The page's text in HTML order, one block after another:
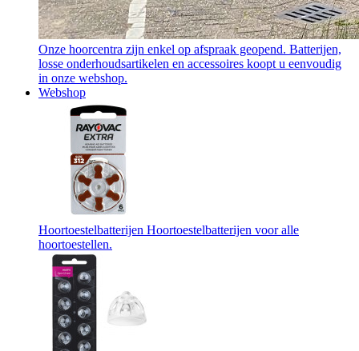
Onze hoorcentra zijn enkel op afspraak geopend. Batterijen,
losse onderhoudsartikelen en accessoires koopt u eenvoudig
in onze webshop.
Webshop
Hoortoestelbatterijen Hoortoestelbatterijen voor alle
hoortoestellen.